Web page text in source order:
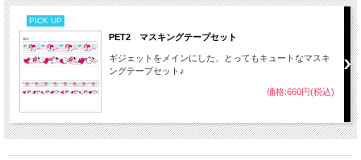
PICK UP
PET2 マスキングテープセット
ギジェットをメインにした、とってもキュートなマスキ
ングテープセット♪
価格:660円(税込)